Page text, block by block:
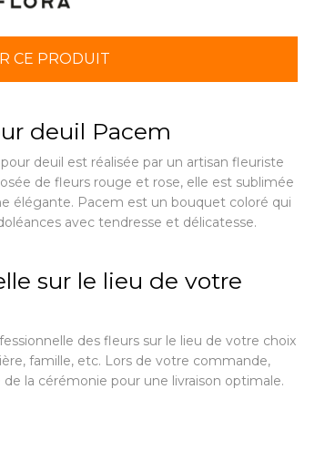
CE PRODUIT
deuil Pacem
deuil est réalisée par un artisan fleuriste
de fleurs rouge et rose, elle est sublimée
élégante. Pacem est un bouquet coloré qui
avec tendresse et délicatesse.
sur le lieu de votre
des fleurs sur le lieu de votre choix
famille, etc. Lors de votre commande,
la cérémonie pour une livraison optimale.